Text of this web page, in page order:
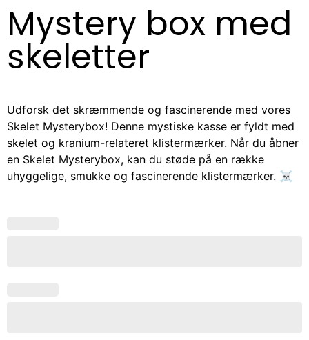
Mystery box med
skeletter
Udforsk det skræmmende og fascinerende med vores
Skelet Mysterybox! Denne mystiske kasse er fyldt med
skelet og kranium-relateret klistermærker. Når du åbner
en Skelet Mysterybox, kan du støde på en række
uhyggelige, smukke og fascinerende klistermærker. ☠️